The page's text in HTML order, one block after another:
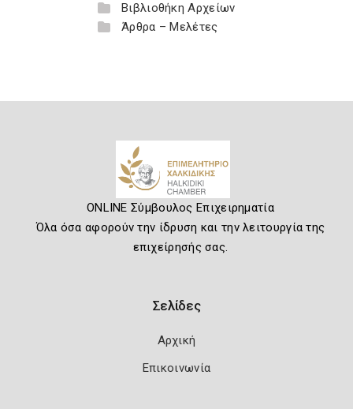
Βιβλιοθήκη Αρχείων
Άρθρα – Μελέτες
ONLINE Σύμβουλος Επιχειρηματία
Όλα όσα αφορούν την ίδρυση και την λειτουργία της
επιχείρησής σας.
Σελίδες
Αρχική
Επικοινωνία